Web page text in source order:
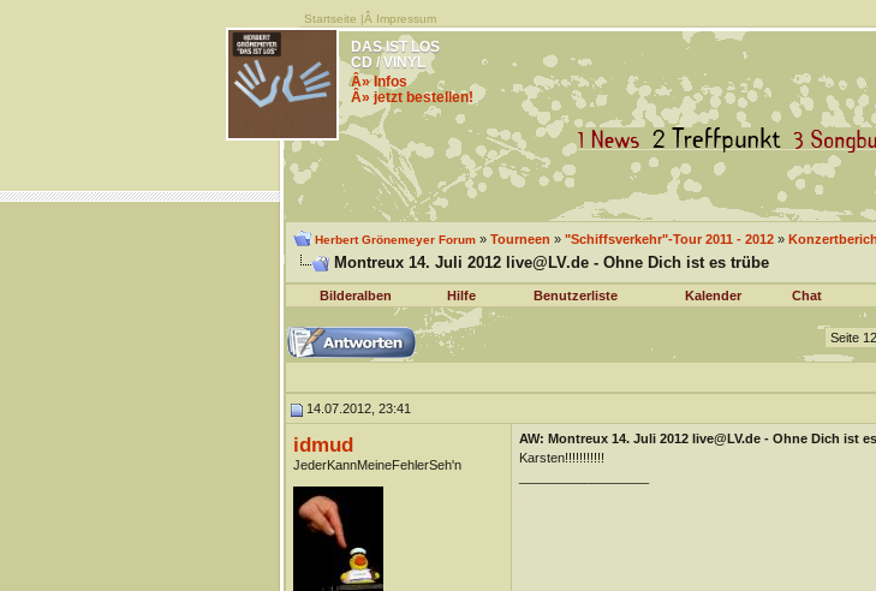
Startseite |Â Impressum
DAS IST LOS
CD / VINYL
Â» Infos
Â» jetzt bestellen!
Herbert Grönemeyer Forum» Tourneen » "Schiffsverkehr"-Tour 2011 - 2012»
Montreux 14. Juli 2012 live@LV.de - Ohne Dich ist es trübe
Bilderalben Hilfe Benutzerliste Kalender Chat
Seite
14.07.2012, 23:41
idmud
JederKannMeineFehlerSeh'n
AW: Montreux 14. Juli 2012 live@LV.de - Ohne Dich ist
Karsten!!!!!!!!!!!